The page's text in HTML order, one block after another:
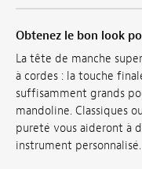
Obtenez le bon look
La tête de manche
à cordes : la touche
suffisamment grands
mandoline. Classiques
pureté vous aideront à
instrument personnalisé.